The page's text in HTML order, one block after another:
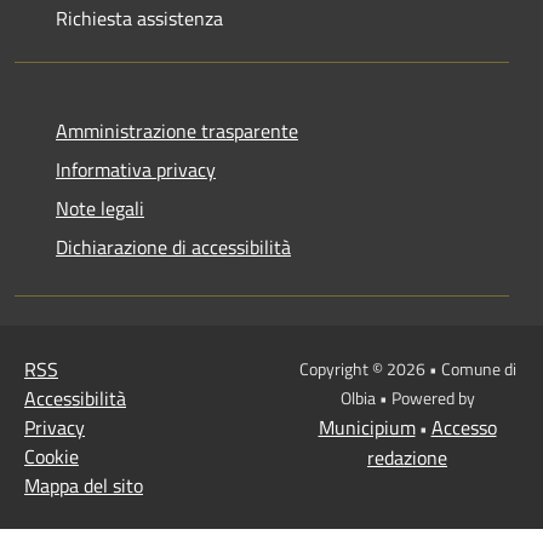
Richiesta assistenza
Amministrazione trasparente
Informativa privacy
Note legali
Dichiarazione di accessibilità
RSS
Accessibilità
Privacy
Cookie
Mappa del sito
Copyright © 2026 • Comune di
Olbia • Powered by
Municipium• Accesso
redazione